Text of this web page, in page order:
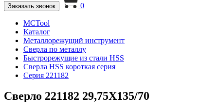
Заказать звонок 0
MCTool
Каталог
Металлорежущий инструмент
Сверла по металлу
Быстрорежущие из стали HSS
Сверла HSS короткая серия
Серия 221182
Сверло 221182 29,75X135/70